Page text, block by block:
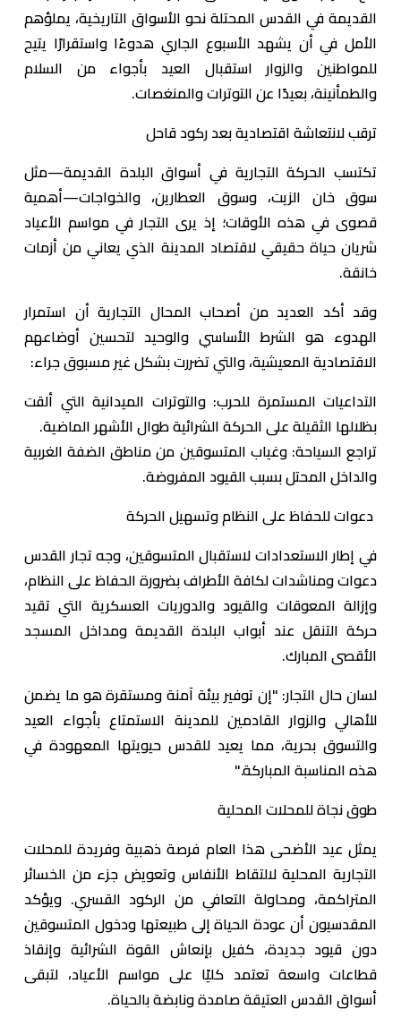
القديمة في القدس المحتلة نحو الأسواق التاريخية، يملؤهم
الأمل في أن يشهد الأسبوع الجاري هدوءًا واستقرارًا يتيح
للمواطنين والزوار استقبال العيد بأجواء من السلام
والطمأنينة، بعيدًا عن التوترات والمنغصات.
ترقب لانتعاشة اقتصادية بعد ركود قاحل
تكتسب الحركة التجارية في أسواق البلدة القديمة—مثل
سوق خان الزيت، وسوق العطارين، والخواجات—أهمية
قصوى في هذه الأوقات؛ إذ يرى التجار في مواسم الأعياد
شريان حياة حقيقي لاقتصاد المدينة الذي يعاني من أزمات
خانقة.
وقد أكد العديد من أصحاب المحال التجارية أن استمرار
الهدوء هو الشرط الأساسي والوحيد لتحسين أوضاعهم
الاقتصادية المعيشية، والتي تضررت بشكل غير مسبوق جراء:
التداعيات المستمرة للحرب: والتوترات الميدانية التي ألقت
بظلالها الثقيلة على الحركة الشرائية طوال الأشهر الماضية.
تراجع السياحة: وغياب المتسوقين من مناطق الضفة الغربية
والداخل المحتل بسبب القيود المفروضة.
دعوات للحفاظ على النظام وتسهيل الحركة
في إطار الاستعدادات لاستقبال المتسوقين، وجه تجار القدس
دعوات ومناشدات لكافة الأطراف بضرورة الحفاظ على النظام،
وإزالة المعوقات والقيود والدوريات العسكرية التي تقيد
حركة التنقل عند أبواب البلدة القديمة ومداخل المسجد
الأقصى المبارك.
لسان حال التجار: "إن توفير بيئة آمنة ومستقرة هو ما يضمن
للأهالي والزوار القادمين للمدينة الاستمتاع بأجواء العيد
والتسوق بحرية، مما يعيد للقدس حيويتها المعهودة في
هذه المناسبة المباركة."
طوق نجاة للمحلات المحلية
يمثل عيد الأضحى هذا العام فرصة ذهبية وفريدة للمحلات
التجارية المحلية لالتقاط الأنفاس وتعويض جزء من الخسائر
المتراكمة، ومحاولة التعافي من الركود القسري. ويؤكد
المقدسيون أن عودة الحياة إلى طبيعتها ودخول المتسوقين
دون قيود جديدة، كفيل بإنعاش القوة الشرائية وإنقاذ
قطاعات واسعة تعتمد كليًا على مواسم الأعياد، لتبقى
أسواق القدس العتيقة صامدة ونابضة بالحياة.